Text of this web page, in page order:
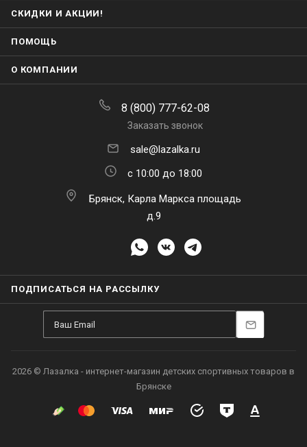
СКИДКИ И АКЦИИ!
ПОМОЩЬ
О КОМПАНИИ
8 (800) 777-62-08
Заказать звонок
sale@lazalka.ru
с 10:00 до 18:00
Брянск, Карла Маркса площадь
д.9
ПОДПИСАТЬСЯ НА РАССЫЛКУ
2026 © Лазалка - интернет-магазин детских спортивных товаров в
Брянске